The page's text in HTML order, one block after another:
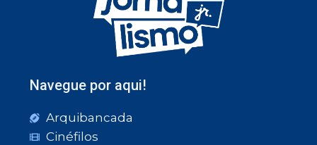
Navegue por aqui!
Arquibancada
Cinéfilos